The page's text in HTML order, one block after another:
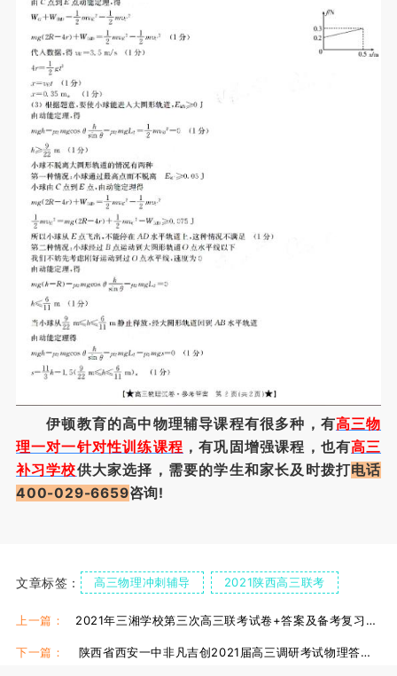
伊顿教育的高中物理辅导课程有很多种，有高三物
理一对一针对性训练课程 ，有巩固增强课程，也有高三
补习学校供大家选择，需要的学生和家长及时拨打电话
400-029-6659咨询!
文章标签： 高三物理冲刺辅导 2021陕西高三联考
高三物理答案
上一篇： 2021年三湘学校第三次高三联考试卷+答案及备考复习方法！
下一篇： 陕西省西安一中非凡吉创2021届高三调研考试物理答案！